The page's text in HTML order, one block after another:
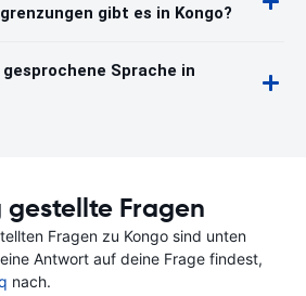
gibt es in Kongo?
Sprache in
gestellte Fragen
Fragen zu Kongo sind unten
Antwort auf deine Frage findest,
nach.